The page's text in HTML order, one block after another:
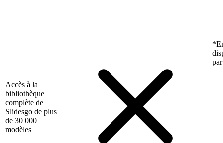
Accès à la
bibliothèque
complète de
Slidesgo de plus
de 30 000
modèles